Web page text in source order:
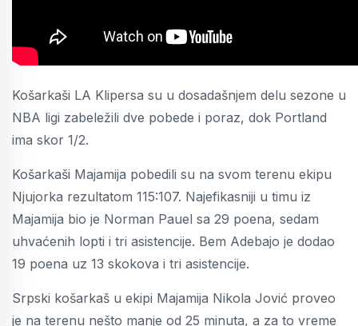
Košarkaši LA Klipersa su u dosadašnjem delu sezone u
NBA ligi zabeležili dve pobede i poraz, dok Portland
ima skor 1/2.
Košarkaši Majamija pobedili su na svom terenu ekipu
Njujorka rezultatom 115:107. Najefikasniji u timu iz
Majamija bio je Norman Pauel sa 29 poena, sedam
uhvaćenih lopti i tri asistencije. Bem Adebajo je dodao
19 poena uz 13 skokova i tri asistencije.
Srpski košarkaš u ekipi Majamija Nikola Jović proveo
je na terenu nešto manje od 25 minuta, a za to vreme